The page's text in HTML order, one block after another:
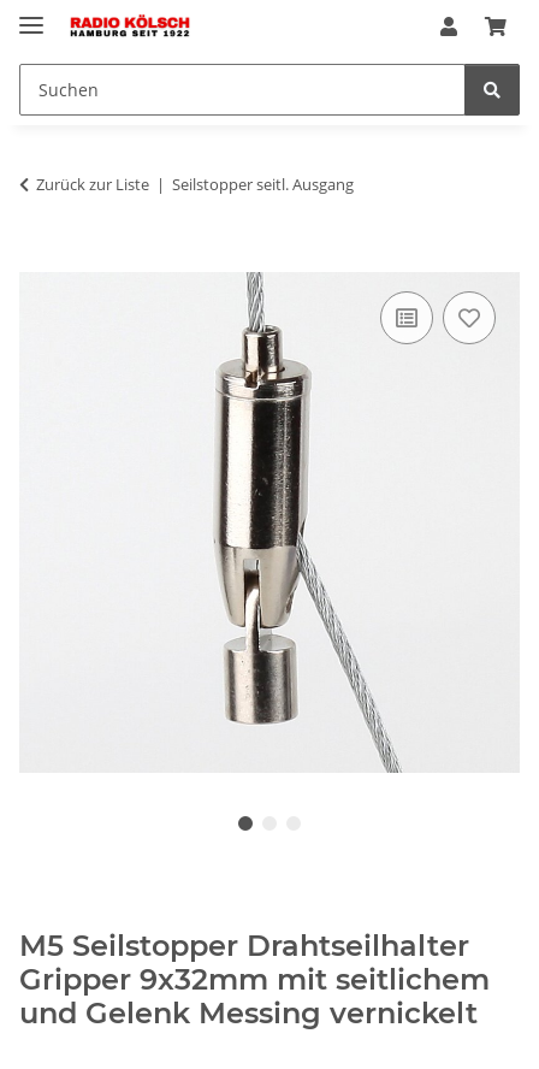
Zurück zur Liste Seilstopper seitl. Ausgang
M5 Seilstopper Drahtseilhalter
Gripper 9x32mm mit seitlichem
und Gelenk Messing vernickelt